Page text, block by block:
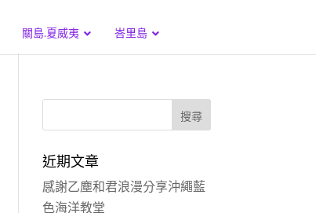
關島.夏威夷 峇里島
近期文章
感謝乙塵和君浪漫分享沖繩藍
色海洋教堂